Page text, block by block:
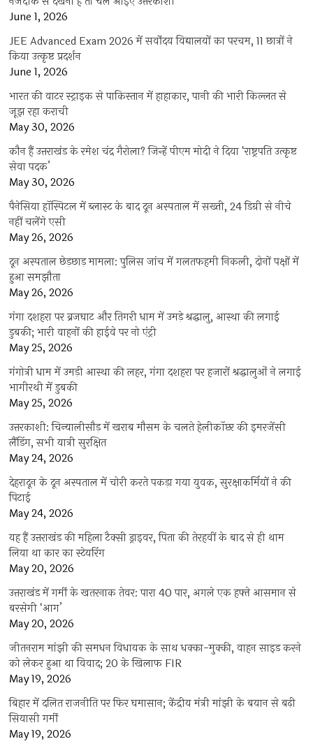
June 1, 2026
JEE Advanced Exam 2026 में सर्वोदय विद्यालयों का परचम, 11 छात्रों ने
किया उत्कृष्ट प्रदर्शन
June 1, 2026
भारत की वाटर स्ट्राइक से पाकिस्तान में हाहाकार, पानी की भारी किल्लत से
जूझ रहा कराची
May 30, 2026
कौन हैं उत्तराखंड के रमेश चंद्र गैरोला? जिन्हें पीएम मोदी ने दिया ‘राष्ट्रपति उत्कृष्ट
सेवा पदक’
May 30, 2026
पैनेसिया हॉस्पिटल में ब्लास्ट के बाद दून अस्पताल में सख्ती, 24 डिग्री से नीचे
नहीं चलेंगे एसी
May 26, 2026
दून अस्पताल छेड़छाड़ मामला: पुलिस जांच में गलतफहमी निकली, दोनों पक्षों में
हुआ समझौता
May 26, 2026
गंगा दशहरा पर ब्रजघाट और तिगरी धाम में उमड़े श्रद्धालु, आस्था की लगाई
डुबकी; भारी वाहनों की हाईवे पर नो एंट्री
May 25, 2026
गंगोत्री धाम में उमड़ी आस्था की लहर, गंगा दशहरा पर हजारों श्रद्धालुओं ने लगाई
भागीरथी में डुबकी
May 25, 2026
उत्तरकाशी: चिन्यालीसौड़ में खराब मौसम के चलते हेलीकॉप्टर की इमरजेंसी
लैंडिंग, सभी यात्री सुरक्षित
May 24, 2026
देहरादून के दून अस्पताल में चोरी करते पकड़ा गया युवक, सुरक्षाकर्मियों ने की
पिटाई
May 24, 2026
यह हैं उत्तराखंड की महिला टैक्सी ड्राइवर, पिता की तेरहवीं के बाद से ही थाम
लिया था कार का स्टेयरिंग
May 20, 2026
उत्तराखंड में गर्मी के खतरनाक तेवर: पारा 40 पार, अगले एक हफ्ते आसमान से
बरसेगी ‘आग’
May 20, 2026
जीतनराम मांझी की समधन विधायक के साथ धक्का-मुक्की, वाहन साइड करने
को लेकर हुआ था विवाद; 20 के खिलाफ FIR
May 19, 2026
बिहार में दलित राजनीति पर फिर घमासान; केंद्रीय मंत्री मांझी के बयान से बढ़ी
सियासी गर्मी
May 19, 2026